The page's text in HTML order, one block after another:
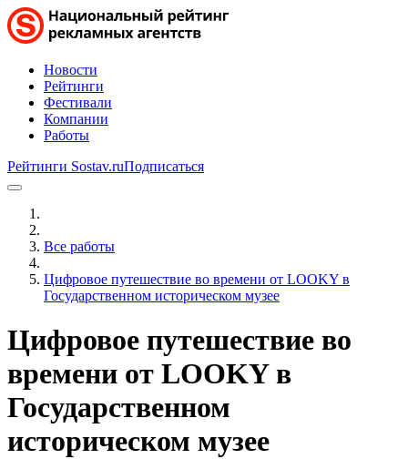
Новости
Рейтинги
Фестивали
Компании
Работы
Рейтинги Sostav.ruПодписаться
Все работы
Цифровое путешествие во времени от LOOKY в
Государственном историческом музее
Цифровое путешествие во
времени от LOOKY в
Государственном
историческом музее